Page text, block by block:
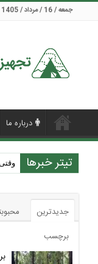
جمعه / 16 / مرداد / 1405
درباره ما
تیتر خبرها
جدیدترین
برچسب